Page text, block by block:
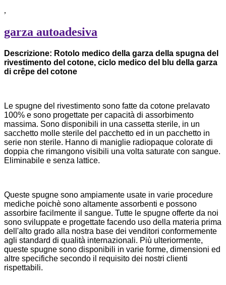
,
garza autoadesiva
Descrizione: Rotolo medico della garza della spugna del
rivestimento del cotone, ciclo medico del blu della garza
di crêpe del cotone
Le spugne del rivestimento sono fatte da cotone prelavato
100% e sono progettate per capacità di assorbimento
massima. Sono disponibili in una cassetta sterile, in un
sacchetto molle sterile del pacchetto ed in un pacchetto in
serie non sterile. Hanno di maniglie radiopaque colorate di
doppia che rimangono visibili una volta saturate con sangue.
Eliminabile e senza lattice.
Queste spugne sono ampiamente usate in varie procedure
mediche poichè sono altamente assorbenti e possono
assorbire facilmente il sangue. Tutte le spugne offerte da noi
sono sviluppate e progettate facendo uso della materia prima
dell'alto grado alla nostra base dei venditori conformemente
agli standard di qualità internazionali. Più ulteriormente,
queste spugne sono disponibili in varie forme, dimensioni ed
altre specifiche secondo il requisito dei nostri clienti
rispettabili.